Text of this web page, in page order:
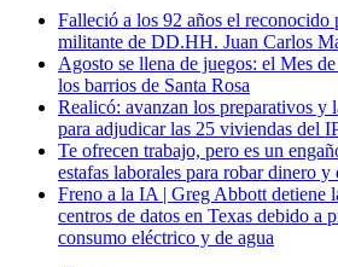
Falleció a los 92 años el reconocido
militante de DD.HH. Juan Carlos
Agosto se llena de juegos: el Mes
los barrios de Santa Rosa
Realicó: avanzan los preparativos y
para adjudicar las 25 viviendas del
Te ofrecen trabajo, pero es un
estafas laborales para robar dinero y
Freno a la IA | Greg Abbott detiene
centros de datos en Texas debido a
consumo eléctrico y de agua